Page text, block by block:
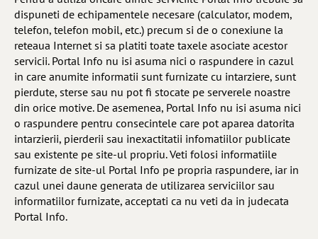
dispuneti de echipamentele necesare (calculator, modem,
telefon, telefon mobil, etc.) precum si de o conexiune la
reteaua Internet si sa platiti toate taxele asociate acestor
servicii. Portal Info nu isi asuma nici o raspundere in cazul
in care anumite informatii sunt furnizate cu intarziere, sunt
pierdute, sterse sau nu pot fi stocate pe serverele noastre
din orice motive. De asemenea, Portal Info nu isi asuma nici
o raspundere pentru consecintele care pot aparea datorita
intarzierii, pierderii sau inexactitatii infomatiilor publicate
sau existente pe site-ul propriu. Veti folosi informatiile
furnizate de site-ul Portal Info pe propria raspundere, iar in
cazul unei daune generata de utilizarea serviciilor sau
informatiilor furnizate, acceptati ca nu veti da in judecata
Portal Info.